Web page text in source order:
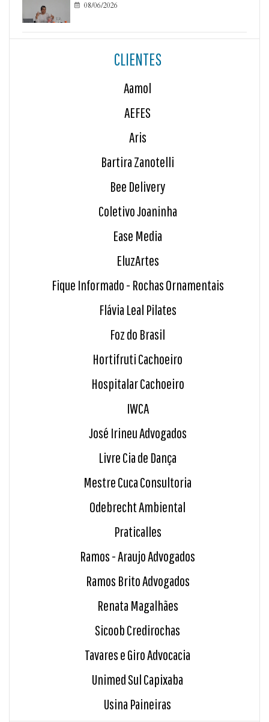
 08/06/2026
CLIENTES
Aamol
AEFES
Aris
Bartira Zanotelli
Bee Delivery
Coletivo Joaninha
Ease Media
EluzArtes
Fique Informado - Rochas Ornamentais
Flávia Leal Pilates
Foz do Brasil
Hortifruti Cachoeiro
Hospitalar Cachoeiro
IWCA
José Irineu Advogados
Livre Cia de Dança
Mestre Cuca Consultoria
Odebrecht Ambiental
Praticalles
Ramos - Araujo Advogados
Ramos Brito Advogados
Renata Magalhães
Sicoob Credirochas
Tavares e Giro Advocacia
Unimed Sul Capixaba
Usina Paineiras